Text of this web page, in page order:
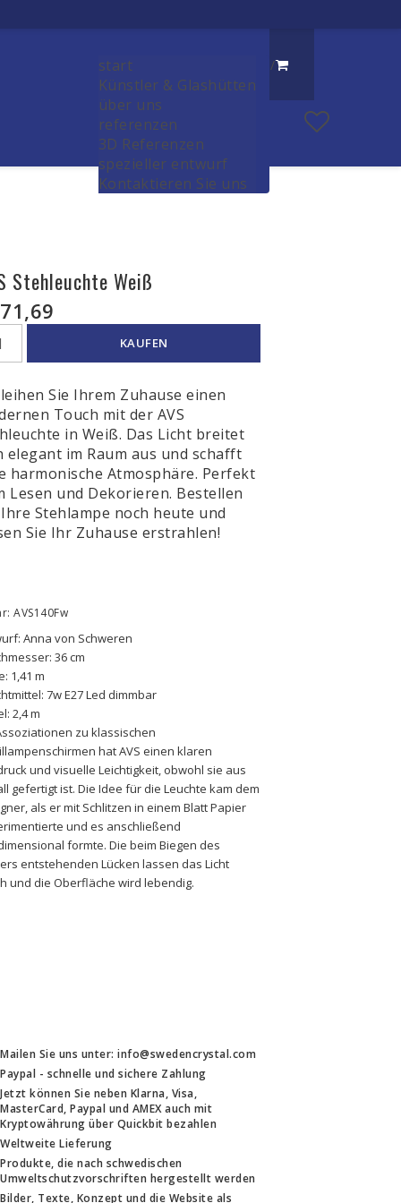
/
start
Künstler & Glashütten
über uns
referenzen
3D Referenzen
spezieller entwurf
Kontaktieren Sie uns
Stehleuchte Weiß
KAUFEN
Sie Ihrem Zuhause einen
Touch mit der AVS
in Weiß. Das Licht breitet
elegant im Raum aus und schafft
harmonische Atmosphäre. Perfekt
Lesen und Dekorieren. Bestellen
Stehlampe noch heute und
Sie Ihr Zuhause erstrahlen!
AVS140Fw
Anna von Schweren
36 cm
1,41 m
7w E27 Led dimmbar
2,4 m
zu klassischen
hat AVS einen klaren
und visuelle Leichtigkeit, obwohl sie aus
gefertigt ist. Die Idee für die Leuchte kam dem
als er mit Schlitzen in einem Blatt Papier
und es anschließend
formte. Die beim Biegen des
entstehenden Lücken lassen das Licht
und die Oberfläche wird lebendig.
Mailen Sie uns unter: info@swedencrystal.com
Paypal - schnelle und sichere Zahlung
Jetzt können Sie neben Klarna, Visa,
MasterCard, Paypal und AMEX auch mit
Kryptowährung über Quickbit bezahlen
Weltweite Lieferung
Produkte, die nach schwedischen
Umweltschutzvorschriften hergestellt werden
Bilder, Texte, Konzept und die Website als